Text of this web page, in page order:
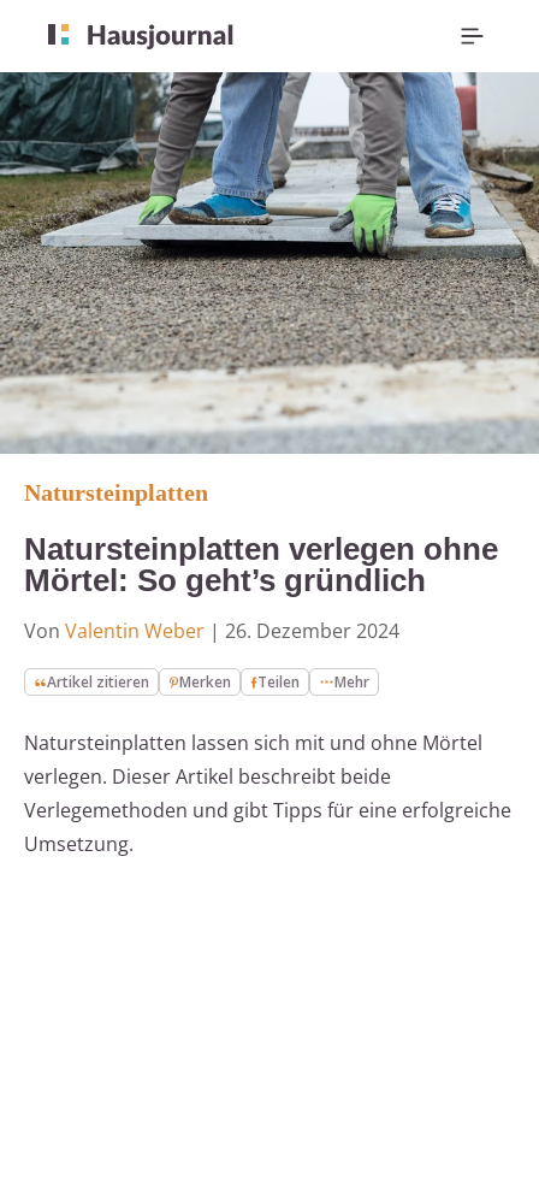
Natursteinplatten
Natursteinplatten verlegen ohne
Mörtel: So geht’s gründlich
Von Valentin Weber | 26. Dezember 2024
Artikel zitieren Merken Teilen Mehr
Natursteinplatten lassen sich mit und ohne Mörtel
verlegen. Dieser Artikel beschreibt beide
Verlegemethoden und gibt Tipps für eine erfolgreiche
Umsetzung.